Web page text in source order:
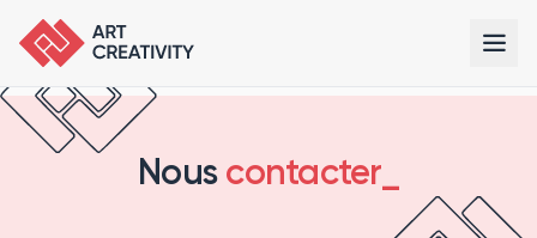
Nous contacter_